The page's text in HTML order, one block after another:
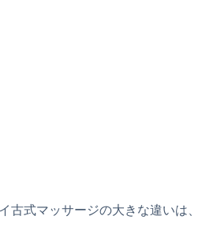
古式マッサージの大きな違いは、